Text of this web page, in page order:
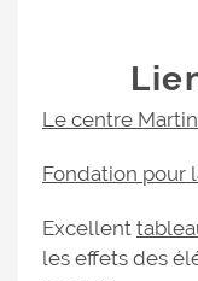
Le centre
Fondation pour
Excellent
les effets des